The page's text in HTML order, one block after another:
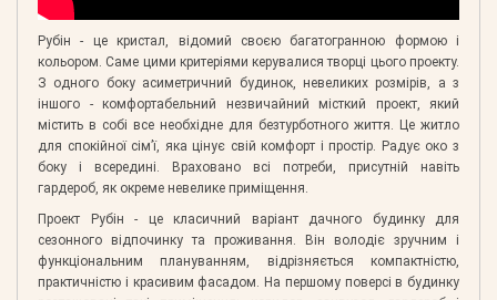
Рубін - це кристал, відомий своєю багатогранною формою і
кольором. Саме цими критеріями керувалися творці цього проекту.
З одного боку асиметричний будинок, невеликих розмірів, а з
іншого - комфортабельний незвичайний місткий проект, який
містить в собі все необхідне для безтурботного життя. Це житло
для спокійної сім’ї, яка цінує свій комфорт і простір. Радує око з
боку і всередині. Враховано всі потреби, присутній навіть
гардероб, як окреме невелике приміщення.
Проект Рубін - це класичний варіант дачного будинку для
сезонного відпочинку та проживання. Він володіє зручним і
функціональним плануванням, відрізняється компактністю,
практичністю і красивим фасадом. На першому поверсі в будинку